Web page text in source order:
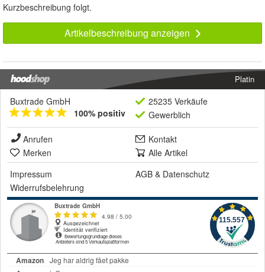
Kurzbeschreibung folgt.
Artikelbeschreibung anzeigen
Platin
Buxtrade GmbH
100% positiv
25235 Verkäufe
Gewerblich
Anrufen
Kontakt
Merken
Alle Artikel
Impressum
AGB & Datenschutz
Widerrufsbelehrung